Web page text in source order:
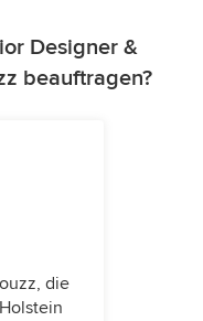
Designer &
beauftragen?
die